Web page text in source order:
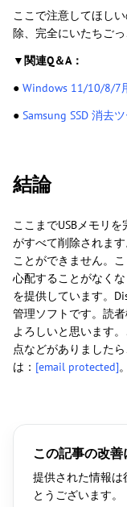
ここで注意してほし
除、完全にいたちごっ
▼関連Q＆A：
● Windows 11/10/8/7
● Samsung SSD 消去
結論
ここまでUSBメモリ
がすべて削除されま
ことができません。
心配することがなく
を提供しています。
管理ソフトです。読
よろしいと思います
点などがありました
は： [email protected]
この記事の改善
提供された情報
とうございます。